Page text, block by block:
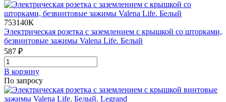
753140К
Электрическая розетка с заземлением с крышкой со шторками,
безвинтовые зажимы Valena Life. Белый
587 ₽
В корзинy
По запросу